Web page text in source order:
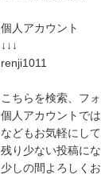
個人アカウント
↓↓↓
renji1011
こちらを検索、フ
個人アカウントで
などもお気軽にし
残り少ない投稿に
少しの間よろしく